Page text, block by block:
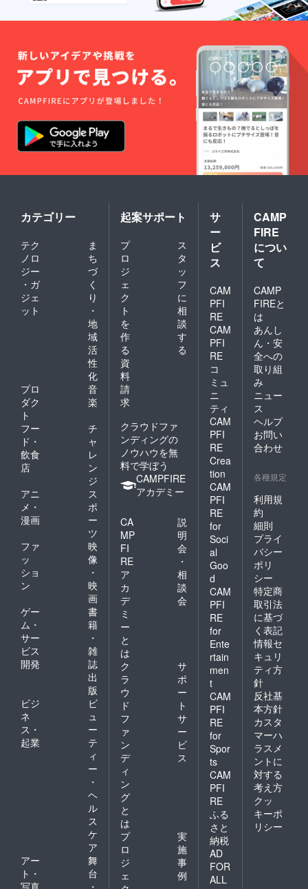
カテゴリー
テク
ノロ
ジー
・ガ
ジェ
ット
ま
ち
づ
く
り
・
地
域
活
性
化
プロ
ダク
ト
音
楽
フー
ド・
飲食
店
チ
ャ
レ
ン
ジ
アニ
メ・
漫画
ス
ポ
ー
ツ
ファ
ッ
ショ
ン
映
像
・
映
画
ゲー
ム・
サー
ビス
開発
書
籍
・
雑
誌
出
版
ビジ
ネ
ス・
起業
ビ
ュ
ー
テ
ィ
ー
・
ヘ
ル
ス
ケ
ア
アー
ト・
写真
舞
台
・
起案サポート
プ
ロ
ジ
ェ
ク
ト
を
作
る
ス
タ
ッ
フ
に
相
談
す
る
資
料
請
求
クラウドファ
ンディングの
ノウハウを無
料で学ぼう
CAMPFIRE
アカデミー
CA
MP
FI
RE
ア
カ
デ
ミ
ー
と
は
説
明
会
・
相
談
会
ク
ラ
ウ
ド
フ
ァ
ン
デ
ィ
ン
グ
と
は
サ
ポ
ー
ト
サ
ー
ビ
ス
プ
ロ
ジ
ェ
実
施
事
例
サ
ー
ビ
ス
CAM
PFI
RE
CAM
PFI
RE
コ
ミュ
ニ
ティ
CAM
PFI
RE
Crea
tion
CAM
PFI
RE
for
Soci
al
Goo
d
CAM
PFI
RE
for
Ente
rtain
men
t
CAM
PFI
RE
for
Spor
ts
CAM
PFI
RE
ふる
さと
納税
AD
FOR
ALL
CAMP
FIRE
につい
て
CAMP
FIREと
は
あんし
ん・安
全への
取り組
み
ニュー
ス
ヘルプ
お問い
合わせ
各種規定
利用規
約
細則
プライ
バシー
ポリ
シー
特定商
取引法
に基づ
く表記
情報セ
キュリ
ティ方
針
反社基
本方針
カスタ
マーハ
ラスメ
ントに
対する
考え方
クッ
キーポ
リシー